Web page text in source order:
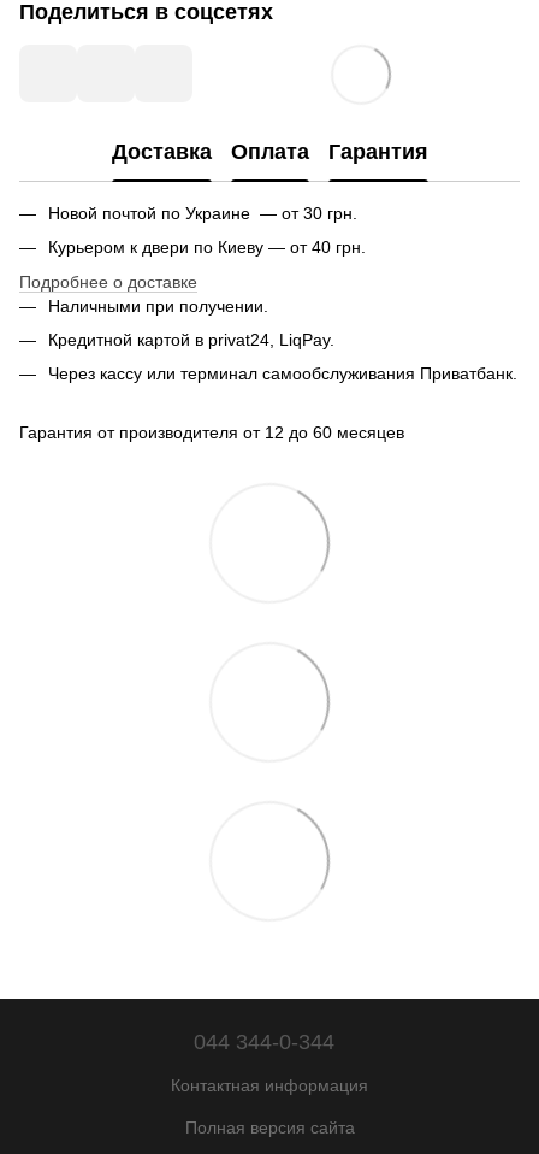
Поделиться в соцсетях
Доставка Оплата Гарантия
Новой почтой по Украине — от 30 грн.
Курьером к двери по Киеву — от 40 грн.
Подробнее о доставке
Наличными при получении.
Кредитной картой в privat24, LiqPay.
Через кассу или терминал самообслуживания Приватбанк.
Гарантия от производителя от 12 до 60 месяцев
044 344-0-344
Контактная информация
Полная версия сайта